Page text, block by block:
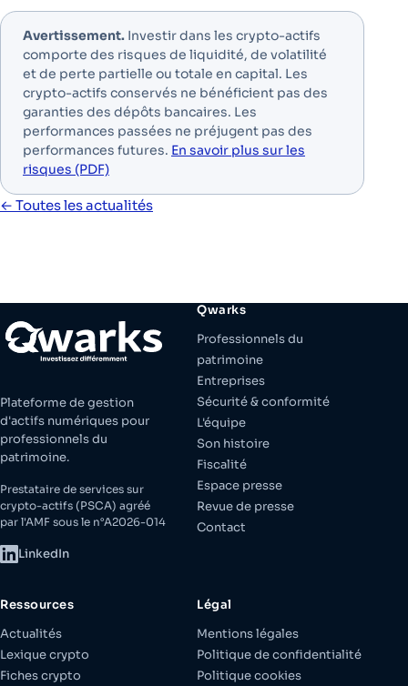
Avertissement. Investir dans les crypto-actifs
comporte des risques de liquidité, de volatilité
et de perte partielle ou totale en capital. Les
crypto-actifs conservés ne bénéficient pas des
garanties des dépôts bancaires. Les
performances passées ne préjugent pas des
performances futures. En savoir plus sur les
risques (PDF)
← Toutes les actualités
Plateforme de gestion
d'actifs numériques pour
professionnels du
patrimoine.
Prestataire de services sur
crypto-actifs (PSCA) agréé
par l'AMF sous le n°A2026-014
LinkedIn
Qwarks
Professionnels du
patrimoine
Entreprises
Sécurité & conformité
L'équipe
Son histoire
Fiscalité
Espace presse
Revue de presse
Contact
Ressources
Actualités
Lexique crypto
Fiches crypto
Légal
Mentions légales
Politique de confidentialité
Politique cookies